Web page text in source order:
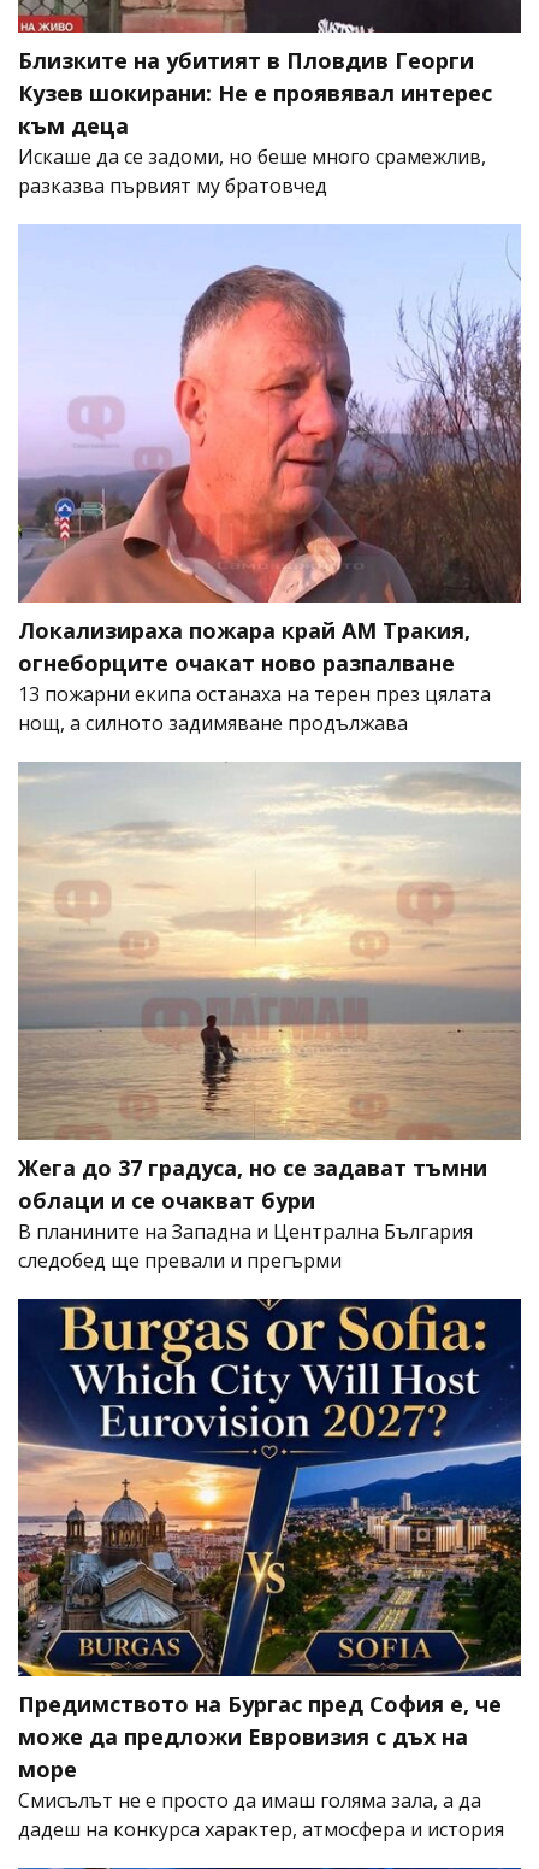
Близките на убитият в Пловдив Георги
Кузев шокирани: Не е проявявал интерес
към деца
Искаше да се задоми, но беше много срамежлив,
разказва първият му братовчед
Локализираха пожара край АМ Тракия,
огнеборците очакат ново разпалване
13 пожарни екипа останаха на терен през цялата
нощ, а силното задимяване продължава
Жега до 37 градуса, но се задават тъмни
облаци и се очакват бури
В планините на Западна и Централна България
следобед ще превали и прегърми
Предимството на Бургас пред София е, че
може да предложи Евровизия с дъх на
море
Смисълът не е просто да имаш голяма зала, а да
дадеш на конкурса характер, атмосфера и история